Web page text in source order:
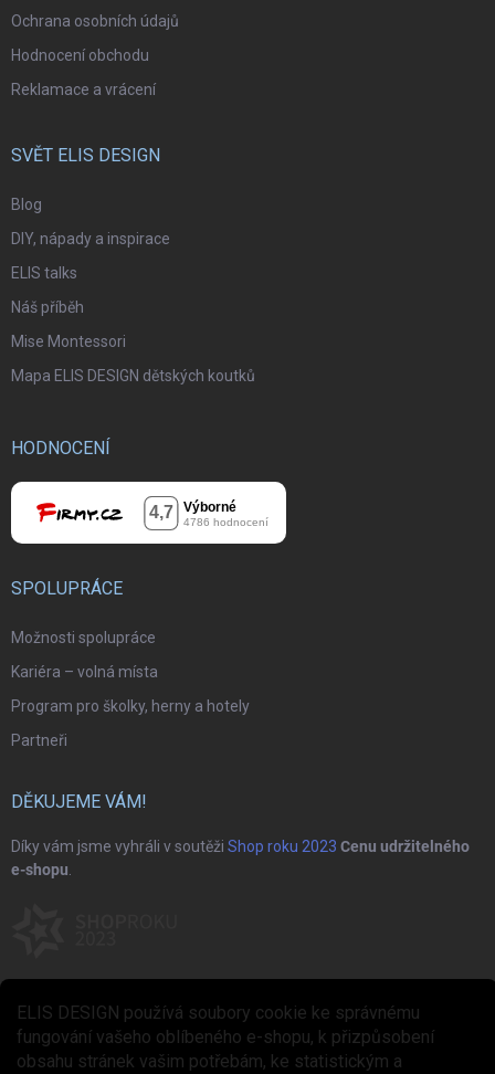
ELIS DESIGN používá soubory cookie ke správnému
fungování vašeho oblíbeného e-shopu, k přizpůsobení
obsahu stránek vašim potřebám, ke statistickým a
Ochrana osobních údajů
Hodnocení obchodu
Reklamace a vrácení
SVĚT ELIS DESIGN
Blog
DIY, nápady a inspirace
ELIS talks
Náš příběh
Mise Montessori
Mapa ELIS DESIGN dětských koutků
HODNOCENÍ
SPOLUPRÁCE
Možnosti spolupráce
Kariéra – volná místa
Program pro školky, herny a hotely
Partneři
DĚKUJEME VÁM!
Díky vám jsme vyhráli v soutěži Shop roku 2023 Cenu udržitelného
e-shopu